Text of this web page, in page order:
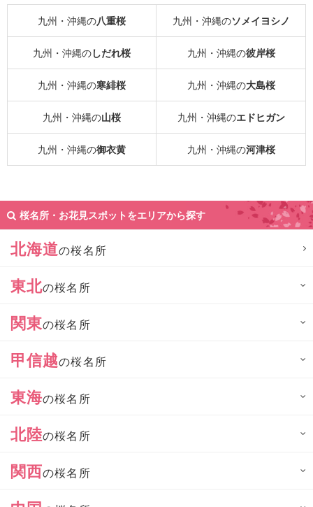
九州・沖縄の八重桜 九州・沖縄のソメイヨシノ
九州・沖縄のしだれ桜 九州・沖縄の彼岸桜
九州・沖縄の寒緋桜 九州・沖縄の大島桜
九州・沖縄の山桜 九州・沖縄のエドヒガン
九州・沖縄の御衣黄 九州・沖縄の河津桜
桜名所・お花見スポットをエリアから探す
北海道の桜名所
東北の桜名所
関東の桜名所
甲信越の桜名所
東海の桜名所
北陸の桜名所
関西の桜名所